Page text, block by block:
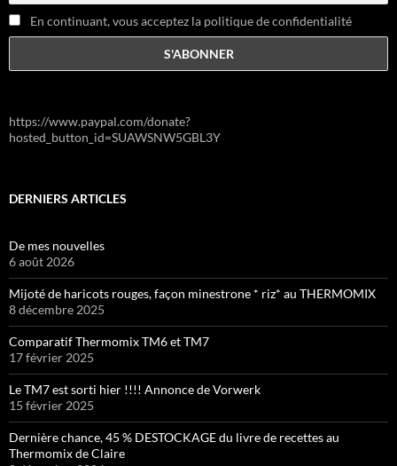
En continuant, vous acceptez la politique de confidentialité
https://www.paypal.com/donate?
hosted_button_id=SUAWSNW5GBL3Y
DERNIERS ARTICLES
De mes nouvelles
6 août 2026
Mijoté de haricots rouges, façon minestrone * riz* au THERMOMIX
8 décembre 2025
Comparatif Thermomix TM6 et TM7
17 février 2025
Le TM7 est sorti hier !!!! Annonce de Vorwerk
15 février 2025
Dernière chance, 45 % DESTOCKAGE du livre de recettes au
Thermomix de Claire